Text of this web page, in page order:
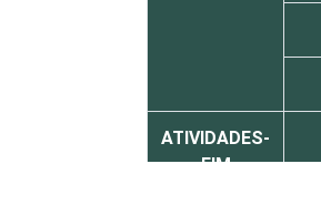
ATIVIDADES-
FIM